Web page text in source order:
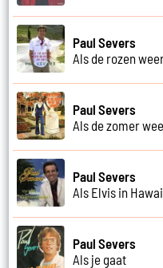
Paul Severs
Als de rozen
Paul Severs
Als de zomer
Paul Severs
Als Elvis in
Paul Severs
Als je gaat